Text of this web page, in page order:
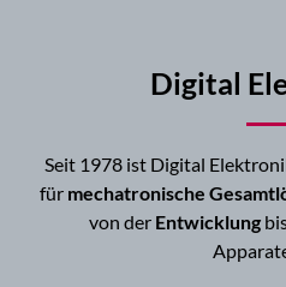
Digital
Seit 1978 ist Digital
für mechatronische
von der Entwicklung